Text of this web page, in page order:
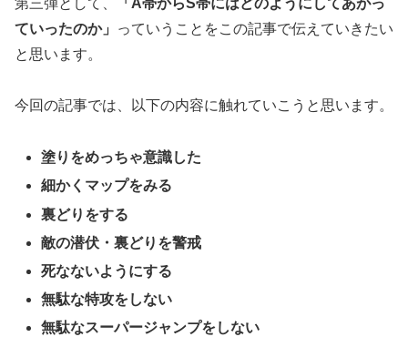
ていったのか」
っていうことをこの記事で伝えていきたい
と思います。
今回の記事では、以下の内容に触れていこうと思います。
塗りをめっちゃ意識した
細かくマップをみる
裏どりをする
敵の潜伏・裏どりを警戒
死なないようにする
無駄な特攻をしない
無駄なスーパージャンプをしない